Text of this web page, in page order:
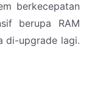
berkecepatan
berupa RAM
di-upgrade lagi.